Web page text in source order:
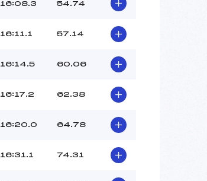
16:08.3 54.74
16:11.1 57.14
16:14.5 60.06
16:17.2 62.38
16:20.0 64.78
16:31.1 74.31